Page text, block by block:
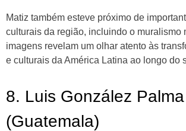
Matiz também esteve próximo de
culturais da região, incluindo o muralismo
imagens revelam um olhar atento às
e culturais da América Latina ao longo do
8. Luis González Palma
(Guatemala)